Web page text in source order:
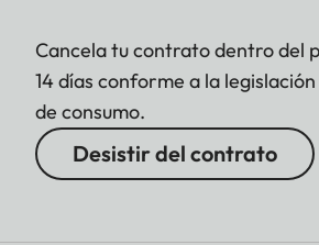
Cancela tu contrato dentro del
14 días conforme a la
de consumo.
Desistir del contrato